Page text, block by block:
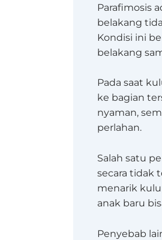
Parafimosis
belakang
Kondisi ini
belakang
Pada saat
ke bagian
nyaman,
perlahan.
Salah satu
secara tidak
menarik
anak baru
Penyebab